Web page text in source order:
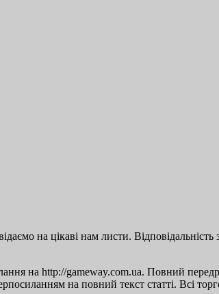
на цікаві нам листи.
на http://gameway.com.ua. Повний
на повний текст статті. Всі